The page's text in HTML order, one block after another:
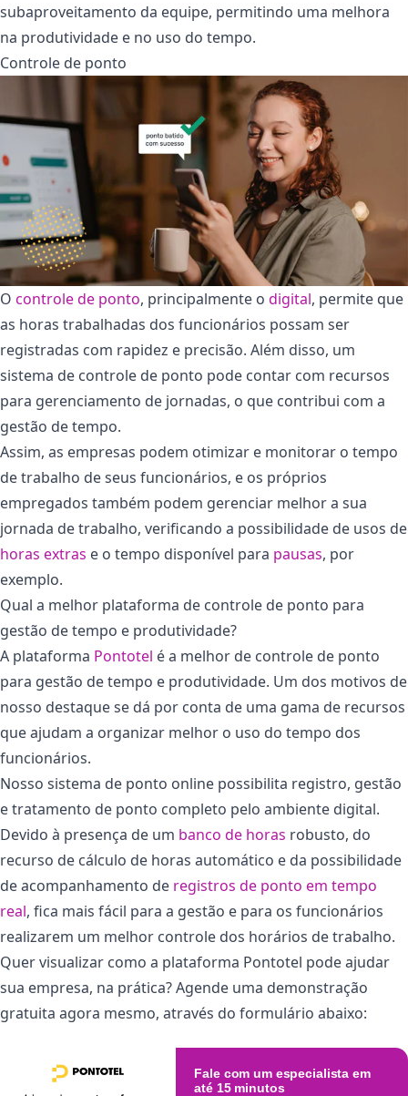
subaproveitamento da equipe, permitindo uma melhora
na produtividade e no uso do tempo.
Controle de ponto
O controle de ponto, principalmente o digital, permite que
as horas trabalhadas dos funcionários possam ser
registradas com rapidez e precisão. Além disso, um
sistema de controle de ponto pode contar com recursos
para gerenciamento de jornadas, o que contribui com a
gestão de tempo.
Assim, as empresas podem otimizar e monitorar o tempo
de trabalho de seus funcionários, e os próprios
empregados também podem gerenciar melhor a sua
jornada de trabalho, verificando a possibilidade de usos de
horas extras e o tempo disponível para pausas, por
exemplo.
Qual a melhor plataforma de controle de ponto para
gestão de tempo e produtividade?
A plataforma Pontotel é a melhor de controle de ponto
para gestão de tempo e produtividade. Um dos motivos de
nosso destaque se dá por conta de uma gama de recursos
que ajudam a organizar melhor o uso do tempo dos
funcionários.
Nosso sistema de ponto online possibilita registro, gestão
e tratamento de ponto completo pelo ambiente digital.
Devido à presença de um banco de horas robusto, do
recurso de cálculo de horas automático e da possibilidade
de acompanhamento de registros de ponto em tempo
real, fica mais fácil para a gestão e para os funcionários
realizarem um melhor controle dos horários de trabalho.
Quer visualizar como a plataforma Pontotel pode ajudar
sua empresa, na prática? Agende uma demonstração
gratuita agora mesmo, através do formulário abaixo:
Fale com um especialista em
até 15 minutos